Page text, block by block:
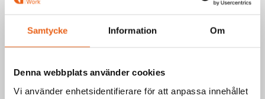
Samtycke Information Om
Denna webbplats använder cookies
Vi använder enhetsidentifierare för att anpassa innehållet